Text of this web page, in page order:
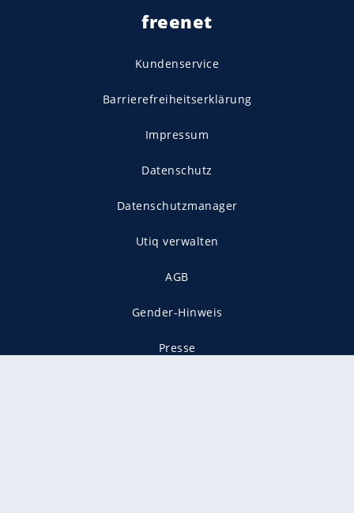
freenet
Kundenservice
Barrierefreiheitserklärung
Impressum
Datenschutz
Datenschutzmanager
Utiq verwalten
AGB
Gender-Hinweis
Presse